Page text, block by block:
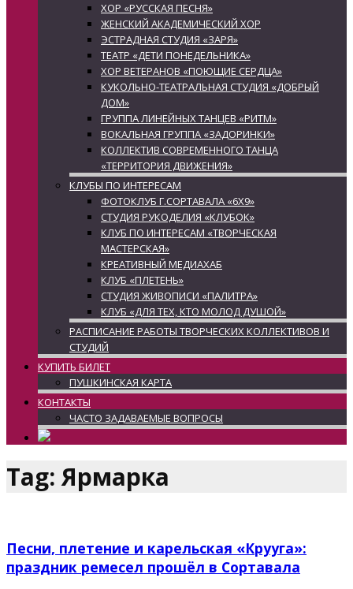
ХОР «РУССКАЯ ПЕСНЯ»
ЖЕНСКИЙ АКАДЕМИЧЕСКИЙ ХОР
ЭСТРАДНАЯ СТУДИЯ «ЗАРЯ»
ТЕАТР «ДЕТИ ПОНЕДЕЛЬНИКА»
ХОР ВЕТЕРАНОВ «ПОЮЩИЕ СЕРДЦА»
КУКОЛЬНО-ТЕАТРАЛЬНАЯ СТУДИЯ «ДОБРЫЙ
ДОМ»
ГРУППА ЛИНЕЙНЫХ ТАНЦЕВ «РИТМ»
ВОКАЛЬНАЯ ГРУППА «ЗАДОРИНКИ»
КОЛЛЕКТИВ СОВРЕМЕННОГО ТАНЦА
«ТЕРРИТОРИЯ ДВИЖЕНИЯ»
КЛУБЫ ПО ИНТЕРЕСАМ
ФОТОКЛУБ Г.СОРТАВАЛА «6Х9»
СТУДИЯ РУКОДЕЛИЯ «КЛУБОК»
КЛУБ ПО ИНТЕРЕСАМ «ТВОРЧЕСКАЯ
МАСТЕРСКАЯ»
КРЕАТИВНЫЙ МЕДИАХАБ
КЛУБ «ПЛЕТЕНЬ»
СТУДИЯ ЖИВОПИСИ «ПАЛИТРА»
КЛУБ «ДЛЯ ТЕХ, КТО МОЛОД ДУШОЙ»
РАСПИСАНИЕ РАБОТЫ ТВОРЧЕСКИХ КОЛЛЕКТИВОВ И
СТУДИЙ
КУПИТЬ БИЛЕТ
ПУШКИНСКАЯ КАРТА
КОНТАКТЫ
ЧАСТО ЗАДАВАЕМЫЕ ВОПРОСЫ
Tag: Ярмарка
Песни, плетение и карельская «Крууга»:
праздник ремесел прошёл в Сортавала